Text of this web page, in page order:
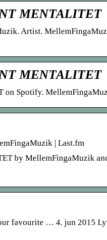
MENTALITET
Artist.
MENTALITET
Spotify.
| Last.fm
by MellemFingaMuzik
favourite … 4. jun 2015